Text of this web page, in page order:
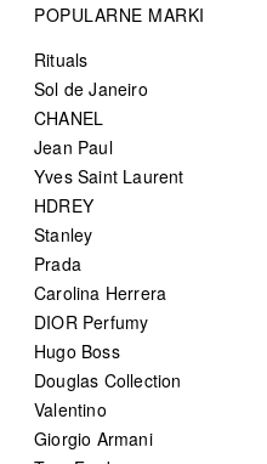
POPULARNE MARKI
Rituals
Sol de Janeiro
CHANEL
Jean Paul
Yves Saint Laurent
HDREY
Stanley
Prada
Carolina Herrera
DIOR Perfumy
Hugo Boss
Douglas Collection
Valentino
Giorgio Armani